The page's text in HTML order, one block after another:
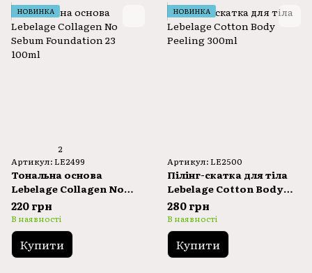
НОВИНКА
2
Артикул: LE2499
Тональна основа
Lebelage Collagen No
Sebum Foundation 23
100ml
220 грн
В наявності
Купити
НОВИНКА
Артикул: LE2500
Пілінг-скатка для тіла
Lebelage Cotton Body
Peeling 300ml
280 грн
В наявності
Купити